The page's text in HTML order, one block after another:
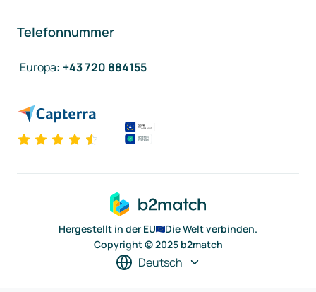
Telefonnummer
Europa: +43 720 884155
Hergestellt in der EU
Die Welt verbinden.
Copyright © 2025 b2match
Deutsch